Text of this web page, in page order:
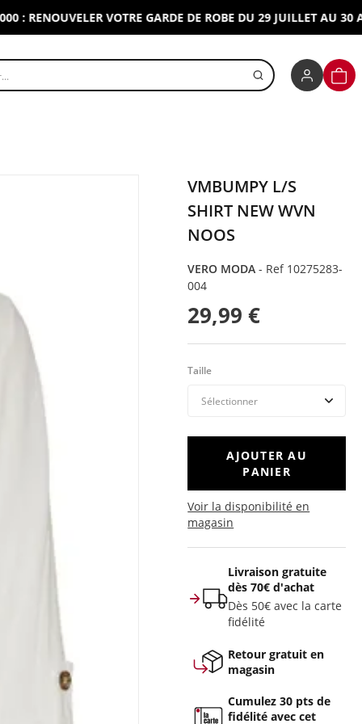
RENOUVELER VOTRE GARDE DE ROBE DU 29 JUILLET AU 30
un produit
VMBUMPY L/S
SHIRT NEW WVN
NOOS
VERO MODA- Ref 10275283-
004
29,99 €
Taille
AJOUTER AU
PANIER
Voir la disponibilité en
magasin
Livraison gratuite
dès 70€ d'achat
Dès 50€ avec la carte
fidélité
Retour gratuit en
magasin
Cumulez 30 pts de
fidélité avec cet